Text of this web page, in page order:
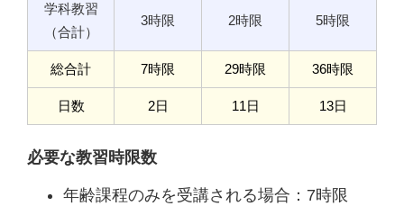
学科教習
（合計）
3時限 2時限 5時限
総合計 7時限 29時限 36時限
日数 2日 11日 13日
必要な教習時限数
年齢課程のみを受講される場合：7時限